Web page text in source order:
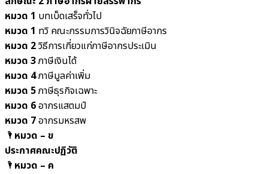
หมวด 1 บทเบ็ดเสร็จทั่วไป
หมวด 1 ทวิ คณะกรรมการวินิจฉัยภาษีอากร
หมวด 2วิธีการเกี่ยวแก่ภาษีอากรประเมิน
หมวด 3ภาษีเงินได้
หมวด 4ภาษีมูลค่าเพิ่ม
หมวด 5ภาษีธุรกิจเฉพาะ
หมวด 6อากรแสตมป์
หมวด 7อากรมหรสพ
🌂หมวด – ข
ประกาศคณะปฏิวัติ
🌂หมวด – ค